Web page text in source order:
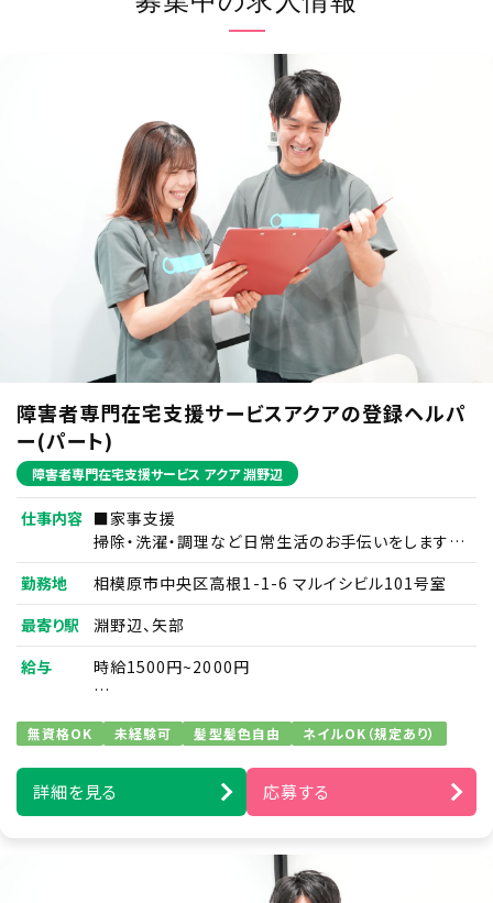
ことを考慮し、それぞれの業務実態に応じた個人情報保護
のための管理体制を確立すると共に、個人情報の収集、利
用、提供において所定の規則に従い適切に取扱います。ま
た、目的外利用は行わない、およびそのための措置を講じ
(3) 安全対策の実施並びに是正 当社は、個人情報の正確性
および安全性を確保するため、情報セキュリティに関する
諸規則に則り、個人情報へのアクセス管理、個人情報の持
ち出し手段の制限、外部からの不正アクセスの防止等の対
策を実施し、個人情報の漏洩、滅失またはき損の防止に努
めます。 また、安全対策上の問題が確認された場合など、
その原因を特定し、是正措置を講じます。
(4) 法令・規範の遵守 当社は、個人情報の取扱いに関する
法令、国が定める指針その他の規範を遵守します。また、当
社の個人情報管理規則を、これらの法令および指針その
他の規範に適合させます。
(5) 個人情報に関する本人の権利尊重 当社は、個人情報に
関して本人から情報の開示、訂正もしくは削除、または利
用もしくは提供の拒否を求められたとき、および苦情、相談
尊重し、誠意をもって対応します。
3. 適用範囲
当社が事業で取扱う全ての個人情報に関する取扱いを定め
るものです。
【適用範囲】
4. 個人情報保護の取組み
当社は、「個人情報保護に関する当社の考え方」および「個人
情報保護方針」に基づき、個人情報を取り扱っている部門ご
とに管理責任者を設置し、個人情報について細心の注意と
扱い要旨において「個人情報」とは、次の各号に該当する情
報のうち、ご本人さまを識別することができる情報をいうも
のとします。 応募サイト、お問い合わせフォーム、メール、その
他の方法で入力され、ご本人さまから当社に提供された情
報 前号の他、当社がご本人さまから提供を受けた情報 及
障害者専門在宅支援サービスアクアの登録ヘルパ
ー(パート)
障害者専門在宅支援サービス アクア 淵野辺
仕事内容 ■家事支援
掃除・洗濯・調理など日常生活のお手伝いをします。
例）日用品の買い物代行／薬の受け取りの代行など
■移動支援
通勤通学・サークル活動や趣味への同伴などを行い
ます。
例）ズーラシア見学／アイドルショップへの買い物同
■身体介護支援
起床から就寝の間で介助及び、ご自宅での自立を支
援します。
例）食事・入浴・排せつ介助・着替え・洗顔・歯磨きな
※重度の肢体不自由者へのサポート含む（資格保有
勤務地
相模原市中央区高根1-1-6 マルイシビル101号室
最寄り駅
淵野辺、矢部
給与
時給1500円~2000円
移動支援時 1,500円
在宅介護時 2,000円
重度訪問介護時1,500円
無資格OK 未経験可 髪型髪色自由 ネイルOK（規定あり）
詳細を見る 応募する